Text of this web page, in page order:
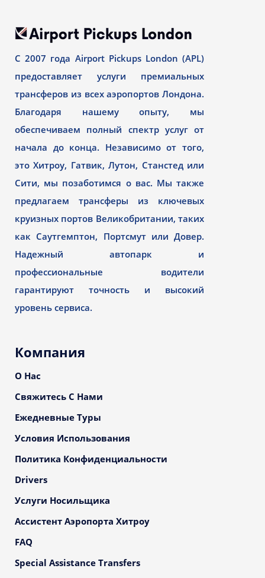
С 2007 года Airport Pickups London (APL)
предоставляет услуги премиальных
трансферов из всех аэропортов Лондона.
Благодаря нашему опыту, мы
обеспечиваем полный спектр услуг от
начала до конца. Независимо от того,
это Хитроу, Гатвик, Лутон, Станстед или
Сити, мы позаботимся о вас. Мы также
предлагаем трансферы из ключевых
круизных портов Великобритании, таких
как Саутгемптон, Портсмут или Довер.
Надежный автопарк и
профессиональные водители
гарантируют точность и высокий
уровень сервиса.
Компания
О Нас
Свяжитесь С Нами
Ежедневные Туры
Условия Использования
Политика Конфиденциальности
Drivers
Услуги Носильщика
Ассистент Аэропорта Хитроу
FAQ
Special Assistance Transfers